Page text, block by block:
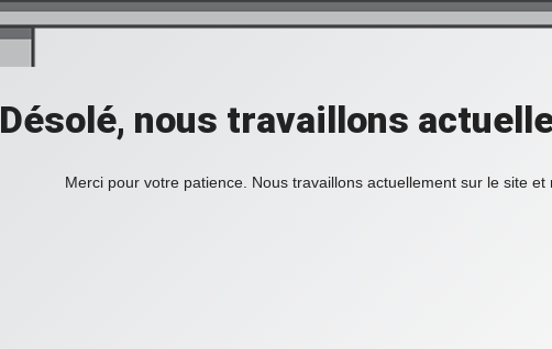
Désolé, nous travaillons
Merci pour votre patience. Nous travaillons actuellement sur le site et